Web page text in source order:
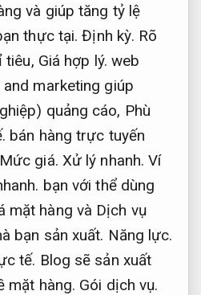
và giúp tăng tỷ lệ
thực tại.Định kỳ. Rõ
tiêu, Giá hợp lý. web
marketing giúp
quảng cáo, Phù
bán hàng trực tuyến
Mức giá. Xử lý nhanh. Ví
bạn với thể dùng
mặt hàng và Dịch vụ
bạn sản xuất. Năng lực.
tế. Blog sẽ sản xuất
mặt hàng. Gói dịch vụ.